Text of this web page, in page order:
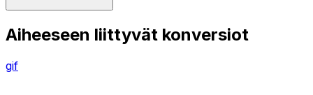
Aiheeseen liittyvät konversiot
gif